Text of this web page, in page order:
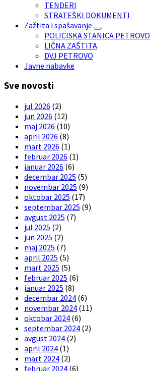
TENDERI
STRATEŠKI DOKUMENTI
Zažtita i spašavanje
POLICISKA STANICA PETROVO
LIČNA ZAŠTITA
DVJ PETROVO
Javne nabavke
Sve novosti
jul 2026 (2)
jun 2026 (12)
maj 2026 (10)
april 2026 (8)
mart 2026 (1)
februar 2026 (1)
januar 2026 (6)
decembar 2025 (5)
novembar 2025 (9)
oktobar 2025 (17)
septembar 2025 (9)
avgust 2025 (7)
jul 2025 (2)
jun 2025 (2)
maj 2025 (7)
april 2025 (5)
mart 2025 (5)
februar 2025 (6)
januar 2025 (8)
decembar 2024 (6)
novembar 2024 (11)
oktobar 2024 (6)
septembar 2024 (2)
avgust 2024 (2)
april 2024 (1)
mart 2024 (2)
februar 2024 (6)